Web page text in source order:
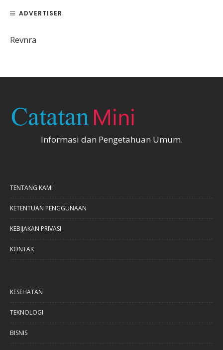
ADVERTISER
Revnra
Informasi dan Pengetahuan Umum.
TENTANG KAMI
KETENTUAN PENGGUNAAN
KEBIJAKAN PRIVASI
KONTAK
KESEHATAN
TEKNOLOGI
BISNIS